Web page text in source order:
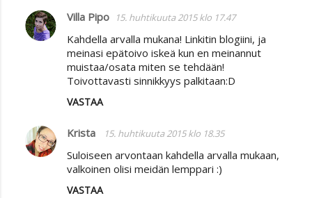
Villa Pipo 15. huhtikuuta 2015 klo 17.47
Kahdella arvalla mukana! Linkitin blogiini, ja
meinasi epätoivo iskeä kun en meinannut
muistaa/osata miten se tehdään!
Toivottavasti sinnikkyys palkitaan:D
VASTAA
Krista 15. huhtikuuta 2015 klo 18.35
Suloiseen arvontaan kahdella arvalla mukaan,
valkoinen olisi meidän lemppari :)
VASTAA